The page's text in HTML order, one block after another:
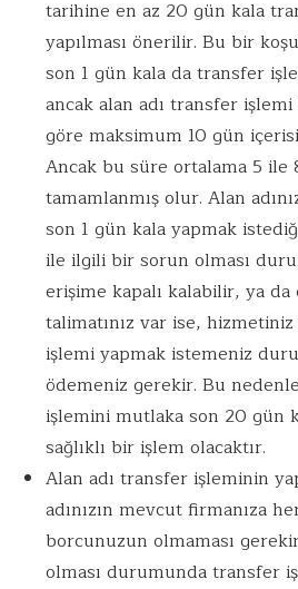
tarihine en az 20 gün kala
yapılması önerilir. Bu bir
son 1 gün kala da transfer
ancak alan adı transfer
göre maksimum 10 gün
Ancak bu süre ortalama 5 ile
tamamlanmış olur. Alan
son 1 gün kala yapmak
ile ilgili bir sorun olması
erişime kapalı kalabilir, ya
talimatınız var ise,
işlemi yapmak istemeniz
ödemeniz gerekir. Bu
işlemini mutlaka son 20 gün
sağlıklı bir işlem olacaktır.
Alan adı transfer işleminin
adınızın mevcut firmanıza
borcunuzun olmaması
olması durumunda transfer